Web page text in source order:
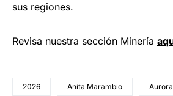
sus regiones.
Revisa nuestra sección Minería aq
2026 Anita Marambio